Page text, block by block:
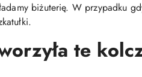
biżuterię. W przypadku
te